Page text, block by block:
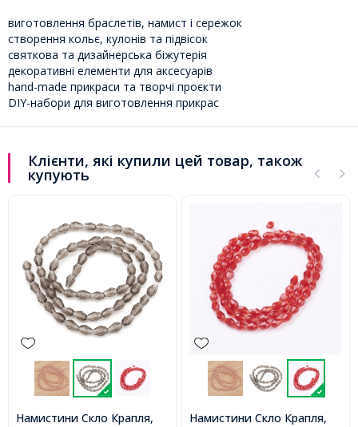
виготовлення браслетів, намист і сережок
створення кольє, кулонів та підвісок
святкова та дизайнерська біжутерія
декоративні елементи для аксесуарів
hand-made прикраси та творчі проєкти
DIY-набори для виготовлення прикрас
Клієнти, які купили цей товар, також
купують
Намистини Скло Крапля,
Намистини Скло Крапля,